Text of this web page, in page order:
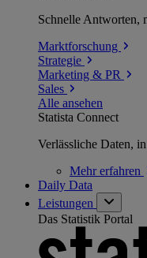
Schnelle Antworten,
Marktforschung
Strategie
Marketing & PR
Sales
Alle ansehen
Statista Connect
Verlässliche Daten,
Mehrerfahren
Daily Data
Leistungen
Das Statistik Portal